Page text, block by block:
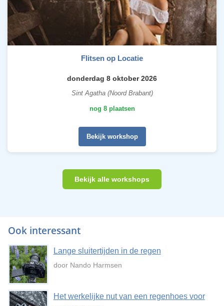
Flitsen op Locatie
donderdag 8 oktober 2026
Sint Agatha (Noord Brabant)
nog 8 plaatsen
Bekijk workshop
Bekijk alle workshops
Ook interessant
Lange sluitertijden in de regen
door Nando Harmsen
Het werkelijke nut van een regenhoes voor